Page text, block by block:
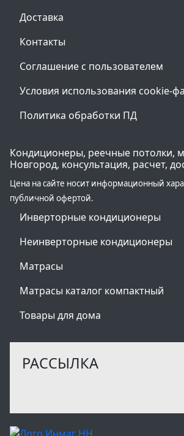
Доставка
Контакты
Соглашение с пользователем
Условия использования cookie-
Политика обработки ПД
Кондиционеры, реечные потолки,
Новгород, консультация, расчет,
Цена на сайте носит информационный
публичной офертой.
Инверторные кондиционеры
Неинверторные кондиционеры
Матрасы
Матрасы каталог компактный
Товары для дома
РАССЫЛКА